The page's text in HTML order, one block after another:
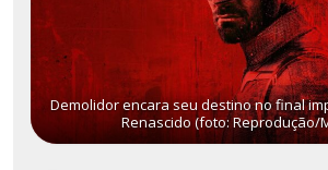
Demolidor encara seu destino no final
Renascido (foto: Reprodução/